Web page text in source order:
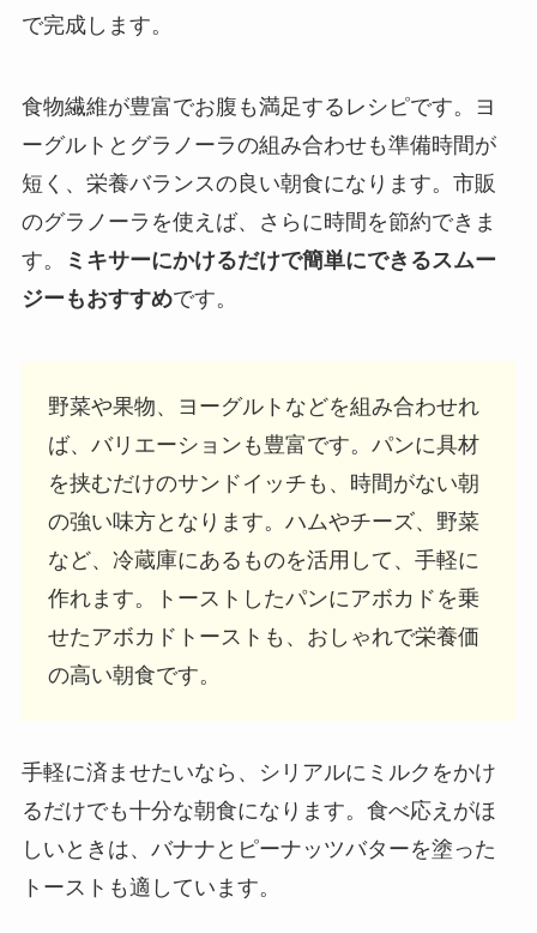
で完成します。
食物繊維が豊富でお腹も満足するレシピです。ヨ
ーグルトとグラノーラの組み合わせも準備時間が
短く、栄養バランスの良い朝食になります。市販
のグラノーラを使えば、さらに時間を節約できま
す。
ミキサーにかけるだけで簡単にできるスムー
ジーもおすすめです。
野菜や果物、ヨーグルトなどを組み合わせれ
ば、バリエーションも豊富です。パンに具材
を挟むだけのサンドイッチも、時間がない朝
の強い味方となります。ハムやチーズ、野菜
など、冷蔵庫にあるものを活用して、手軽に
作れます。トーストしたパンにアボカドを乗
せたアボカドトーストも、おしゃれで栄養価
の高い朝食です。
手軽に済ませたいなら、シリアルにミルクをかけ
るだけでも十分な朝食になります。食べ応えがほ
しいときは、バナナとピーナッツバターを塗った
トーストも適しています。